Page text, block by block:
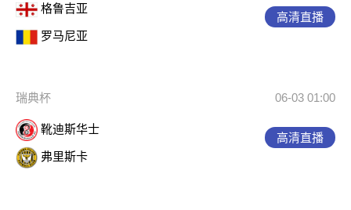
格鲁吉亚
罗马尼亚
高清直播
瑞典杯 06-03 01:00
靴迪斯华士
弗里斯卡
高清直播